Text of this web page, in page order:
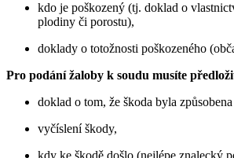
kdo je poškozený (tj. doklad o
plodiny či porostu),
doklady o totožnosti poškozeného
Pro podání žaloby k soudu musíte
doklad o tom, že škoda byla
vyčíslení škody,